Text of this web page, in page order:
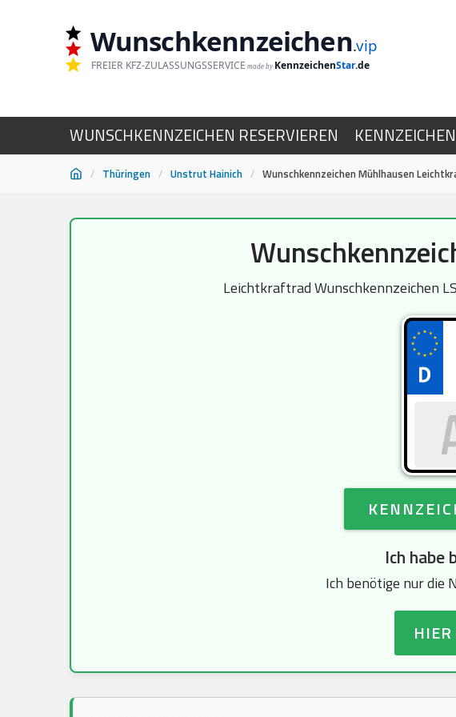
Wunschkennzeichen.vip
FREIER KFZ-ZULASSUNGSSERVICE made by KennzeichenStar.de
WUNSCHKENNZEICHEN RESERVIEREN
/ Thüringen / Unstrut Hainich / Wunschkennzeichen Mühlhausen
Leichtkraftrad Wunschkennzeichen
Ich habe
Ich benötige nur die